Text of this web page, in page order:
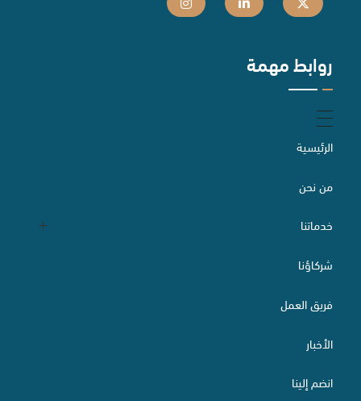
روابط مهمة
الرئيسية
من نحن
خدماتنا
التقاضي والسبل البديلة لتسوية المنازعات
الاستثمار الأجنبي وتراخيصه
شركاؤنا
فريق العمل
الأخبار
انضم إلينا